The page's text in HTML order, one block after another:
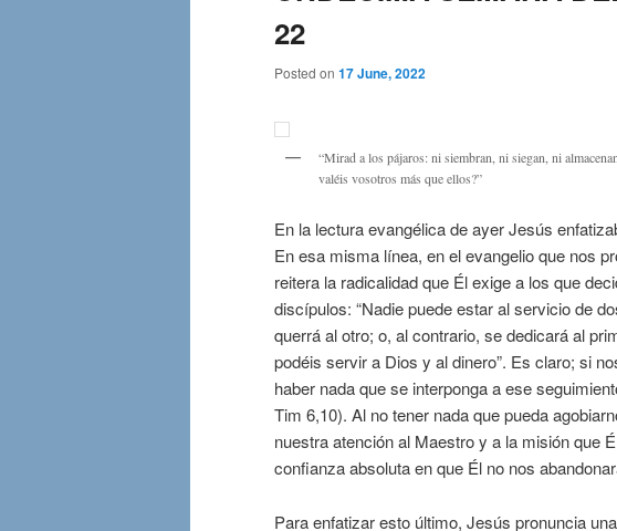
22
Posted on 17 June, 2022
“Mirad a los pájaros: ni siembran, ni siegan, ni
valéis vosotros más que ellos?”
En la lectura evangélica de ayer Jesús
En esa misma línea, en el evangelio que nos
reitera la radicalidad que Él exige a los que
discípulos: “Nadie puede estar al servicio de
querrá al otro; o, al contrario, se dedicará al
podéis servir a Dios y al dinero”. Es claro; si
haber nada que se interponga a ese
Tim 6,10). Al no tener nada que pueda
nuestra atención al Maestro y a la misión que
confianza absoluta en que Él no nos
Para enfatizar esto último, Jesús pronuncia